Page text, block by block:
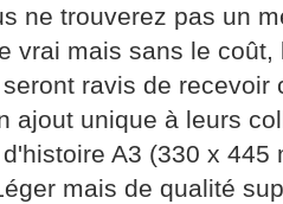
ne trouverez pas un
vrai mais sans le coût,
ravis de recevoir
ajout unique à leurs
A3 (330 x 445
mais de qualité